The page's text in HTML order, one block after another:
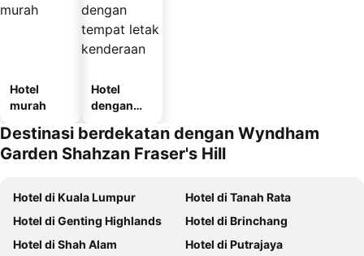
Hotel
murah
Hotel
dengan
letak
kenderaan
Destinasi berdekatan dengan Wyndham
Garden Shahzan Fraser's Hill
Hotel di Kuala Lumpur
Hotel di Tanah Rata
Hotel di Genting Highlands
Hotel di Brinchang
Hotel di Shah Alam
Hotel di Putrajaya